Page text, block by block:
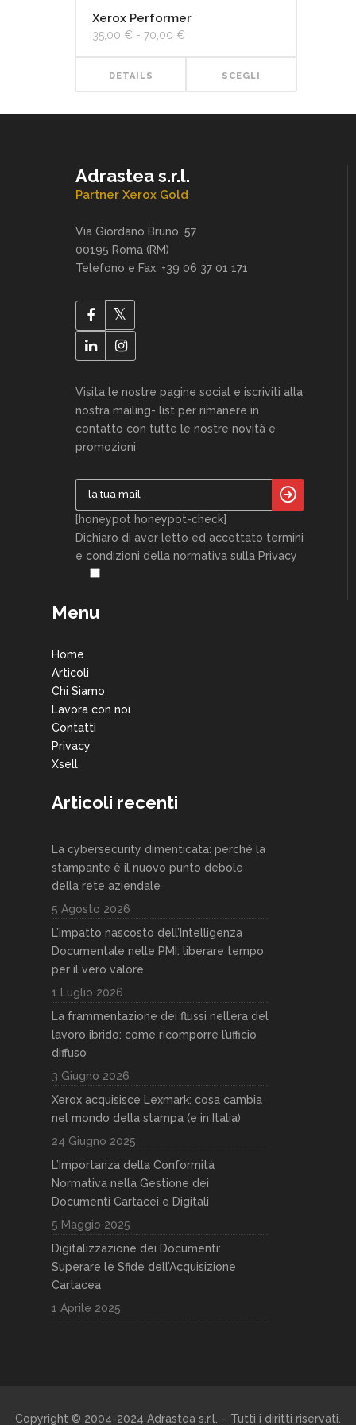
Xerox Performer
35,00 € - 70,00 €Fascia
prezzo:
35,00 €
a
DETAILS SCEGLI
Questo prodotto ha più varianti. Le opzioni possono essere scelte nella pagina del prodotto
Adrastea s.r.l.
Partner Xerox Gold
Via Giordano Bruno, 57
00195 Roma (RM)
Telefono e Fax: +39 06 37 01 171
Visita le nostre pagine social e iscriviti alla
nostra mailing- list per rimanere in
contatto con tutte le nostre novità e
promozioni
[honeypot honeypot-check]
Dichiaro di aver letto ed accettato termini
e condizioni della normativa sulla Privacy
Menu
Home
Articoli
Chi Siamo
Lavora con noi
Contatti
Privacy
Xsell
Articoli recenti
La cybersecurity dimenticata: perchè la
stampante è il nuovo punto debole
della rete aziendale
5 Agosto 2026
L’impatto nascosto dell’Intelligenza
Documentale nelle PMI: liberare tempo
per il vero valore
1 Luglio 2026
La frammentazione dei flussi nell’era del
lavoro ibrido: come ricomporre l’ufficio
diffuso
3 Giugno 2026
Xerox acquisisce Lexmark: cosa cambia
nel mondo della stampa (e in Italia)
24 Giugno 2025
L’Importanza della Conformità
Normativa nella Gestione dei
Documenti Cartacei e Digitali
5 Maggio 2025
Digitalizzazione dei Documenti:
Superare le Sfide dell’Acquisizione
Cartacea
1 Aprile 2025
Copyright © 2004-2024 Adrastea s.r.l. – Tutti i diritti riservati.